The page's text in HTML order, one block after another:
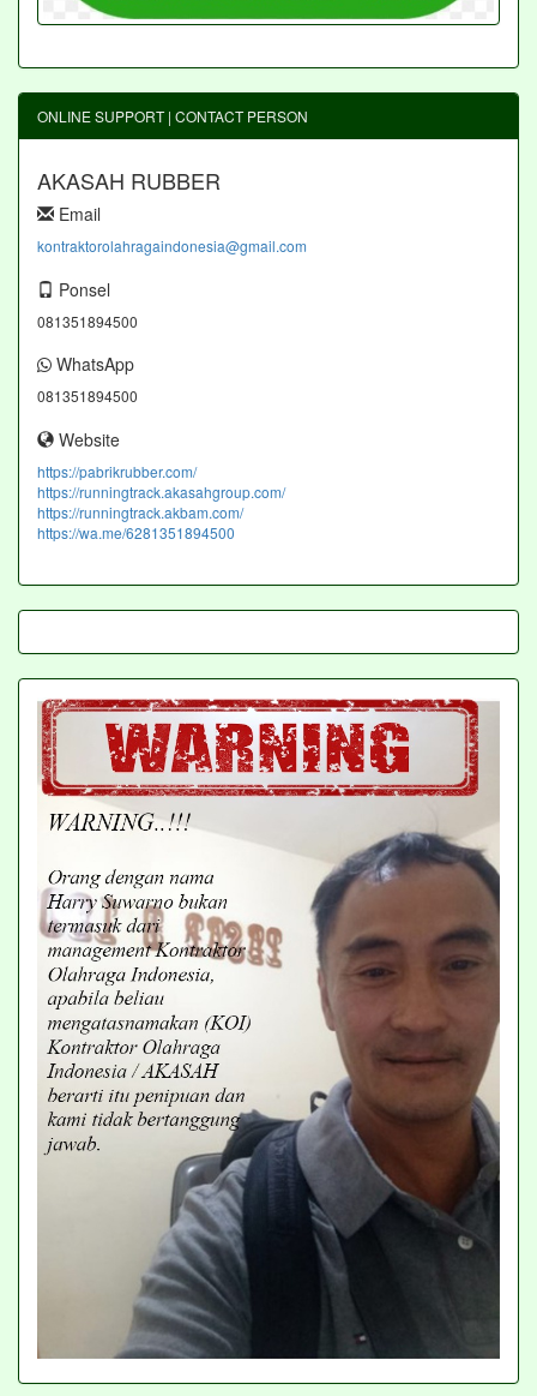
ONLINE SUPPORT | CONTACT PERSON
AKASAH RUBBER
Email
kontraktorolahragaindonesia@gmail.com
Ponsel
081351894500
WhatsApp
081351894500
Website
https://pabrikrubber.com/
https://runningtrack.akasahgroup.com/
https://runningtrack.akbam.com/
https://wa.me/6281351894500